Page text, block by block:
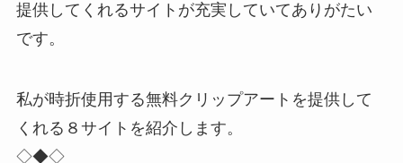
提供してくれるサイトが充実していてありがたい
です。
私が時折使用する無料クリップアートを提供して
くれる８サイトを紹介します。
◇◆◇